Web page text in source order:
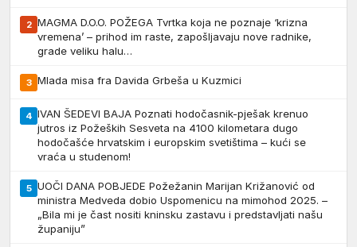
2 MAGMA D.O.O. POŽEGA Tvrtka koja ne poznaje ‘krizna
vremena’ – prihod im raste, zapošljavaju nove radnike,
grade veliku halu…
3 Mlada misa fra Davida Grbeša u Kuzmici
4 IVAN ŠEDEVI BAJA Poznati hodočasnik-pješak krenuo
jutros iz Požeških Sesveta na 4100 kilometara dugo
hodočašće hrvatskim i europskim svetištima – kući se
vraća u studenom!
5 UOČI DANA POBJEDE Požežanin Marijan Križanović od
ministra Medveda dobio Uspomenicu na mimohod 2025. –
„Bila mi je čast nositi kninsku zastavu i predstavljati našu
županiju”